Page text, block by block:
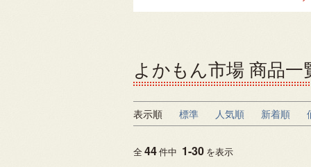
よかもん市場 商品一
表示順 標準 人気順 新着順
全44件中 1-30 を表示